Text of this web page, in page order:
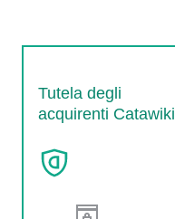
Tutela degli
acquirenti Catawiki